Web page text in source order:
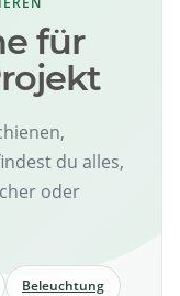
für
du alles,
oder
Beleuchtung